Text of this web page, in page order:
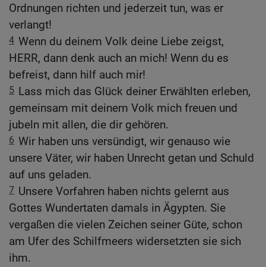
Ordnungen richten und jederzeit tun, was er
verlangt!
4 Wenn du deinem Volk deine Liebe zeigst,
HERR, dann denk auch an mich! Wenn du es
befreist, dann hilf auch mir!
5 Lass mich das Glück deiner Erwählten erleben,
gemeinsam mit deinem Volk mich freuen und
jubeln mit allen, die dir gehören.
6 Wir haben uns versündigt, wir genauso wie
unsere Väter, wir haben Unrecht getan und Schuld
auf uns geladen.
7 Unsere Vorfahren haben nichts gelernt aus
Gottes Wundertaten damals in Ägypten. Sie
vergaßen die vielen Zeichen seiner Güte, schon
am Ufer des Schilfmeers widersetzten sie sich
ihm.